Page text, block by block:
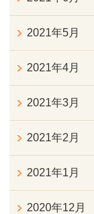
2021年5月
2021年4月
2021年3月
2021年2月
2021年1月
2020年12月